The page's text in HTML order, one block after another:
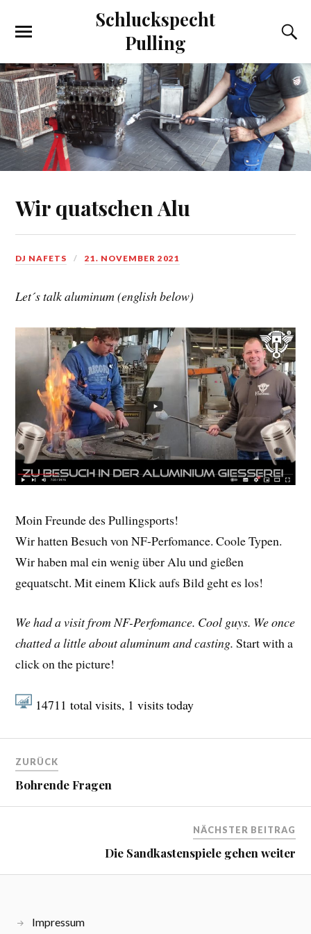
Schluckspecht
Pulling
Wir quatschen Alu
DJ NAFETS 21. NOVEMBER 2021
Let´s talk aluminum (english below)
Moin Freunde des Pullingsports!
Wir hatten Besuch von NF-Perfomance. Coole Typen.
Wir haben mal ein wenig über Alu und gießen
gequatscht. Mit einem Klick aufs Bild geht es los!
We had a visit from NF-Perfomance. Cool guys. We once
chatted a little about aluminum and casting. Start with a
click on the picture!
14711 total visits, 1 visits today
ZURÜCK
Bohrende Fragen
NÄCHSTER BEITRAG
Die Sandkastenspiele gehen weiter
Impressum